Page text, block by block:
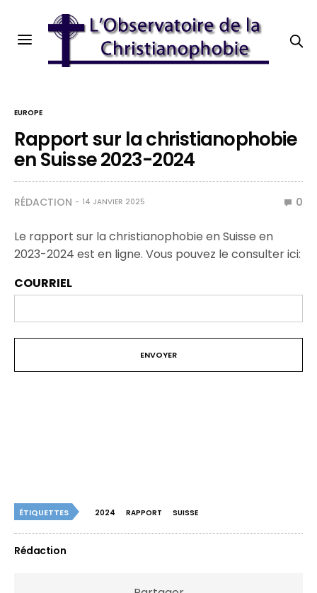
EUROPE
Rapport sur la christianophobie
en Suisse 2023-2024
RÉDACTION 14 JANVIER 2025 0
Le rapport sur la christianophobie en Suisse en
2023-2024 est en ligne. Vous pouvez le consulter ici:
COURRIEL
ÉTIQUETTES 2024 RAPPORT SUISSE
Rédaction